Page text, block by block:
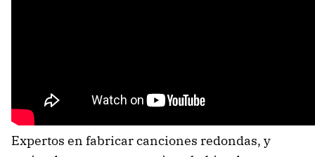
Expertos en fabricar canciones redondas, y